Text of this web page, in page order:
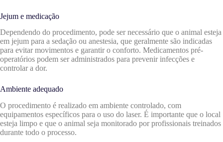
Jejum e medicação
Dependendo do procedimento, pode ser necessário que o animal esteja
em jejum para a sedação ou anestesia, que geralmente são indicadas
para evitar movimentos e garantir o conforto. Medicamentos pré-
operatórios podem ser administrados para prevenir infecções e
controlar a dor.
Ambiente adequado
O procedimento é realizado em ambiente controlado, com
equipamentos específicos para o uso do laser. É importante que o local
esteja limpo e que o animal seja monitorado por profissionais treinados
durante todo o processo.